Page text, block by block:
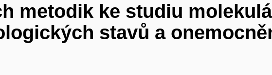
metodik ke studiu
stavů a